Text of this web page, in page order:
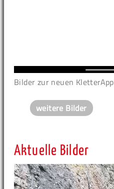
Bilder zur neuen KletterApp
weitere Bilder
Aktuelle Bilder